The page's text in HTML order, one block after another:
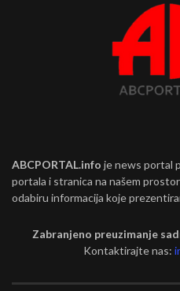
ABCPORTAL.info je news portal
portala i stranica na našem
odabiru informacija koje
Zabranjeno preuzimanje
Kontaktirajte nas: